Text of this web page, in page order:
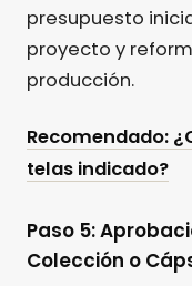
presupuesto
proyecto y
producción.
Recomendado:
telas indicado?
Paso 5:
Colección o